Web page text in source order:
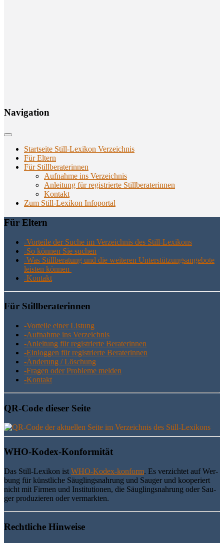
Navi­ga­ti­on
Startseite Still-Lexikon Verzeichnis
Für Eltern
Für Stillberaterinnen
Aufnahme ins Verzeichnis
Anlei­tung für regis­trier­te Stillberaterinnen
Kon­takt
Zum Still-Lexikon Infoportal
Für Eltern
-Vor­tei­le der Suche im Ver­zeich­nis des Still-Lexikons
-So kön­nen Sie suchen
-Was Still­be­ra­tung und die wei­te­ren Unter­stüt­zungs­an­ge­bo­te
leis­ten können
-Kon­takt
Für Still­be­ra­te­rin­nen
-Vor­tei­le einer Listung
-Auf­nah­me ins Verzeichnis
-Anlei­tung für regis­trier­te Beraterinnen
-Ein­log­gen für regis­trier­te Beraterinnen
-Ände­rung / Löschung
-Fra­gen oder Pro­ble­me melden
-Kon­takt
QR-Code die­ser Seite
WHO-Kodex-Kon­for­mi­tät
Das Still-Lexi­kon ist WHO-Kodex-kon­form. Es ver­zich­tet auf Wer­
bung für künst­li­che Säug­lings­nah­rung und Sau­ger und koope­riert
nicht mit Fir­men und Insti­tu­tio­nen, die Säug­lings­nah­rung oder Sau­
ger pro­du­zie­ren oder vermarkten.
Recht­li­che Hinweise